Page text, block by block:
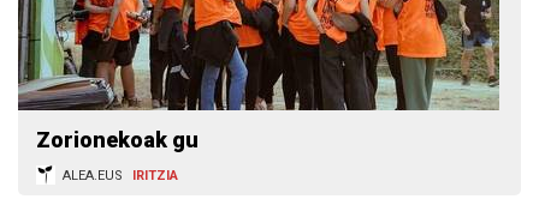
Zorionekoak gu
ALEA.EUS IRITZIA